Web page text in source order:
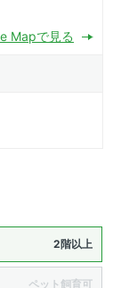
Mapで見る
2階以上
ペット飼育可